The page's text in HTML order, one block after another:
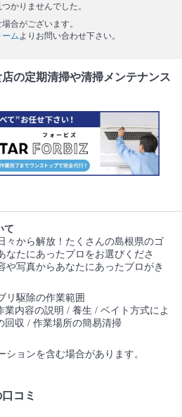
かりませんでした。
合がございます。
ーム よりお問い合わせ下さい。
の定期清掃や清掃メンテナンス
て
々から解放！たくさんの島根県のゴ
なたにあったプロをお選びくださ
や写真からあなたにあったプロがき
リ駆除の作業範囲
内容の説明 / 養生 / ベイト方式によ
回収 / 作業場所の簡易清掃
ョンを含む場合があります。
コミ